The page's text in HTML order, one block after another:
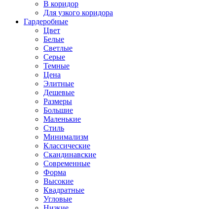
В коридор
Для узкого коридора
Гардеробные
Цвет
Белые
Светлые
Серые
Темные
Цена
Элитные
Дешевые
Размеры
Большие
Маленькие
Стиль
Минимализм
Классические
Скандинавские
Современные
Форма
Высокие
Квадратные
Угловые